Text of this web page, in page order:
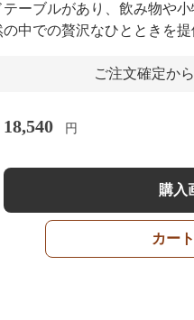
テーブルがあり、飲み物や
の中での贅沢なひとときを提
ご注文確定か
18,540 円
購入
カー